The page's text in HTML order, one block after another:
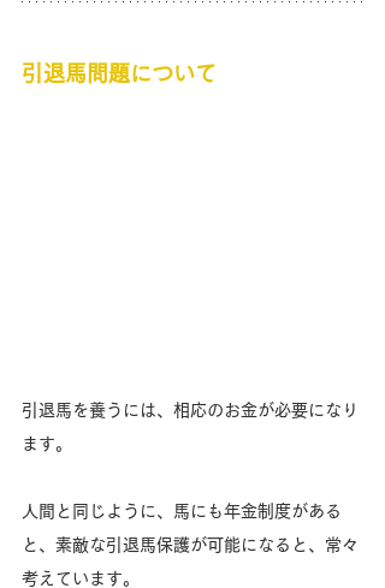
引退馬問題について
引退馬を養うには、相応のお金が必要になり
ます。
人間と同じように、馬にも年金制度がある
と、素敵な引退馬保護が可能になると、常々
考えています。